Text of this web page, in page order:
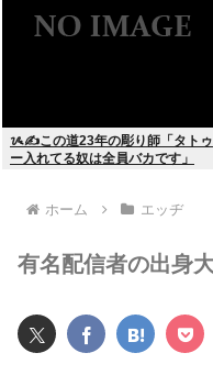
ᝰ✍この道23年の彫り師「タトゥ
ー入れてる奴は全員バカです」
ホーム エッヂ
有名配信者の出身